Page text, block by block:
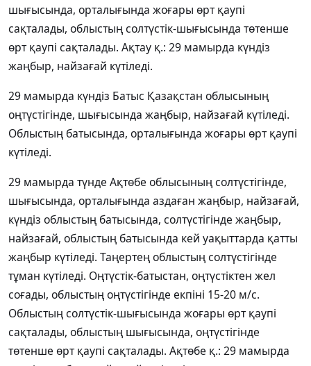
шығысында, орталығында жоғары өрт қаупі
сақталады, облыстың солтүстік-шығысында төтенше
өрт қаупі сақталады. Ақтау қ.: 29 мамырда күндіз
жаңбыр, найзағай күтіледі.
29 мамырда күндіз Батыс Қазақстан облысының
оңтүстігінде, шығысында жаңбыр, найзағай күтіледі.
Облыстың батысында, орталығында жоғары өрт қаупі
күтіледі.
29 мамырда түнде Ақтөбе облысының солтүстігінде,
шығысында, орталығында аздаған жаңбыр, найзағай,
күндіз облыстың батысында, солтүстігінде жаңбыр,
найзағай, облыстың батысында кей уақыттарда қатты
жаңбыр күтіледі. Таңертең облыстың солтүстігінде
тұман күтіледі. Оңтүстік-батыстан, оңтүстіктен жел
соғады, облыстың оңтүстігінде екпіні 15-20 м/с.
Облыстың солтүстік-шығысында жоғары өрт қаупі
сақталады, облыстың шығысында, оңтүстігінде
төтенше өрт қаупі сақталады. Ақтөбе қ.: 29 мамырда